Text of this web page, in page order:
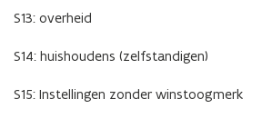
e
w
S13: overheid
S14: huishoudens (zelfstandigen)
S15: Instellingen zonder winstoogmerk